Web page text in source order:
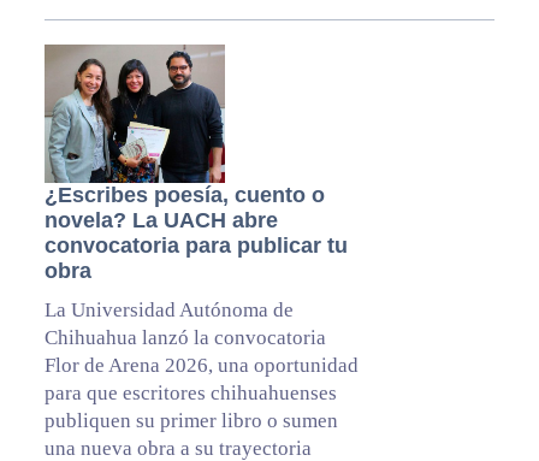
¿Escribes poesía, cuento o
novela? La UACH abre
convocatoria para publicar tu
obra
La Universidad Autónoma de
Chihuahua lanzó la convocatoria
Flor de Arena 2026, una oportunidad
para que escritores chihuahuenses
publiquen su primer libro o sumen
una nueva obra a su trayectoria